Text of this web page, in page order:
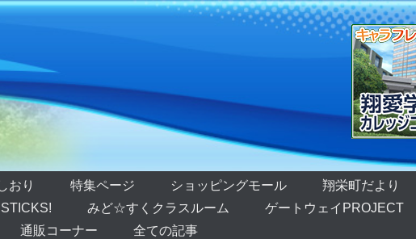
おり 特集ページ ショッピングモール 翔栄町だより
みど☆すくクラスルーム ゲートウェイPROJECT
通販コーナー
全ての記事